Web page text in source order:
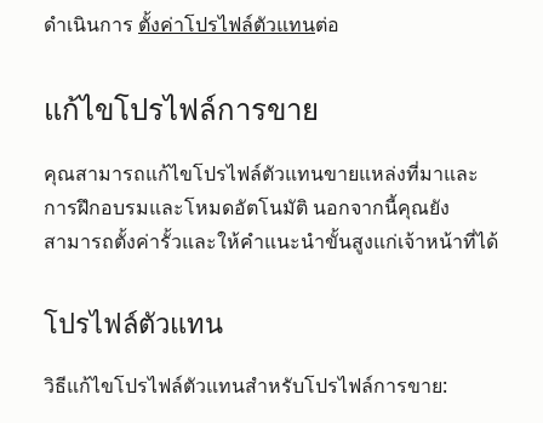
ดำเนินการ ตั้งค่าโปรไฟล์ตัวแทนต่อ
แก้ไขโปรไฟล์การขาย
คุณสามารถแก้ไขโปรไฟล์ตัวแทนขายแหล่งที่มาและ
การฝึกอบรมและโหมดอัตโนมัติ นอกจากนี้คุณยัง
สามารถตั้งค่ารั้วและให้คำแนะนำขั้นสูงแก่เจ้าหน้าที่ได้
โปรไฟล์ตัวแทน
วิธีแก้ไขโปรไฟล์ตัวแทนสำหรับโปรไฟล์การขาย: